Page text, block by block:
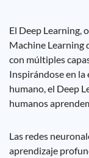
El Deep Learning,
Machine Learning
con múltiples
Inspirándose en
humano, el Deep
humanos
Las redes
aprendizaje